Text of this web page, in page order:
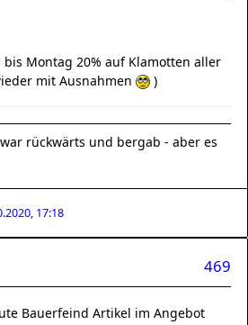
bis Montag 20% auf Klamotten aller
mit Ausnahmen
)
rückwärts und bergab - aber es
17:18
469
Bauerfeind Artikel im Angebot